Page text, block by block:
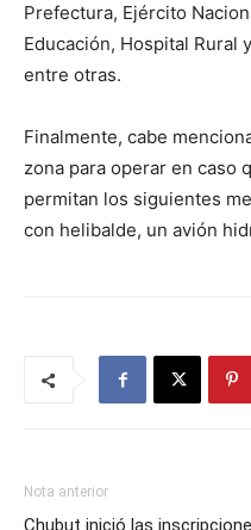
Prefectura, Ejército
Educación, Hospital Rural
entre otras.
Finalmente, cabe
zona para operar en caso
permitan los siguientes
con helibalde, un avión
Nota anterior
Chubut inició las